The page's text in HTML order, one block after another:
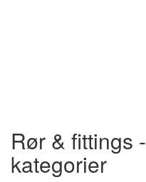
Rør & fittings -
kategorier